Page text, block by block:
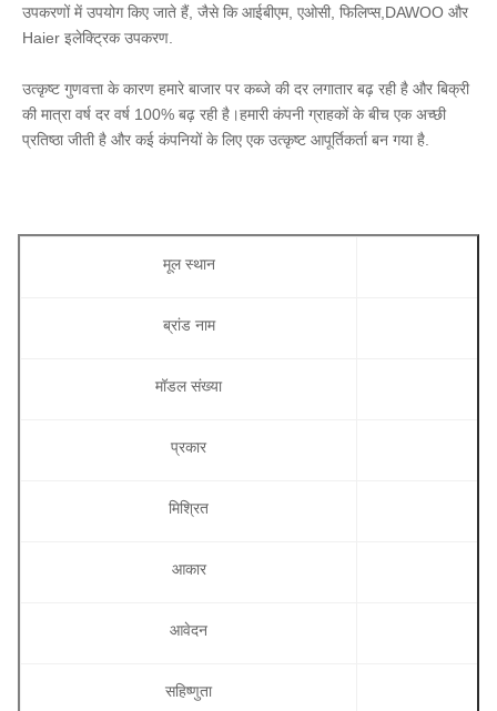
उपकरणों में उपयोग किए जाते हैं, जैसे कि आईबीएम, एओसी, फिलिप्स,DAWOO और
Haier इलेक्ट्रिक उपकरण.
उत्कृष्ट गुणवत्ता के कारण हमारे बाजार पर कब्जे की दर लगातार बढ़ रही है और बिक्री
की मात्रा वर्ष दर वर्ष 100% बढ़ रही है।हमारी कंपनी ग्राहकों के बीच एक अच्छी
प्रतिष्ठा जीती है और कई कंपनियों के लिए एक उत्कृष्ट आपूर्तिकर्ता बन गया है.
मूल स्थान
ब्रांड नाम
मॉडल संख्या
प्रकार
मिश्रित
आकार
आवेदन
सहिष्णुता